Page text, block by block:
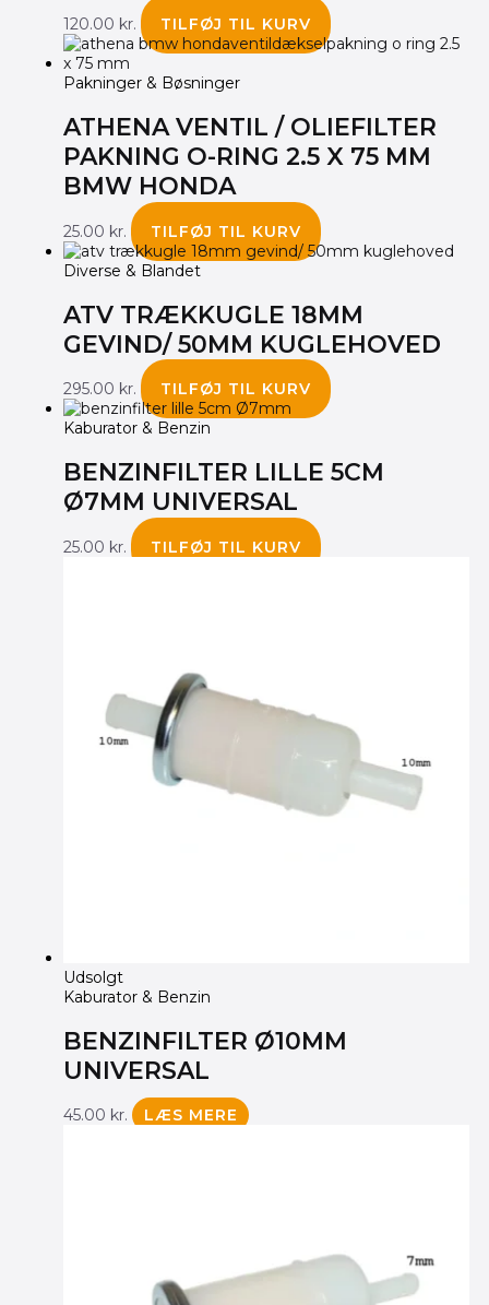
120.00 kr. TILFØJ TIL KURV
Pakninger & Bøsninger
ATHENA VENTIL / OLIEFILTER
PAKNING O-RING 2.5 X 75 MM
BMW HONDA
25.00 kr.
TILFØJ TIL KURV
Diverse & Blandet
ATV TRÆKKUGLE 18MM
GEVIND/ 50MM KUGLEHOVED
295.00 kr.
TILFØJ TIL KURV
Kaburator & Benzin
BENZINFILTER LILLE 5CM
Ø7MM UNIVERSAL
25.00 kr. TILFØJ TIL KURV
Udsolgt
Kaburator & Benzin
BENZINFILTER Ø10MM
UNIVERSAL
45.00 kr. LÆS MERE